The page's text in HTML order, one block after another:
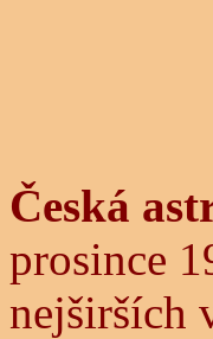
Česká
prosince
nejširších